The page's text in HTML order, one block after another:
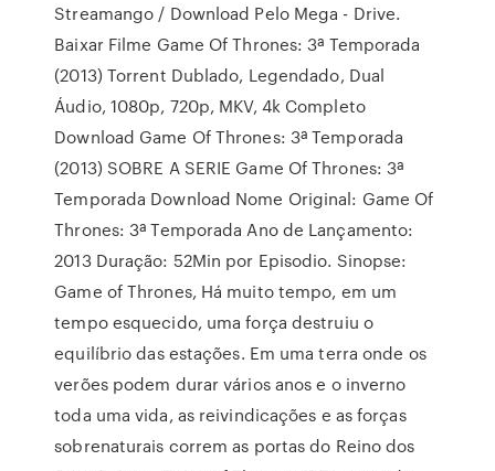
Streamango / Download Pelo Mega - Drive.
Baixar Filme Game Of Thrones: 3ª Temporada
(2013) Torrent Dublado, Legendado, Dual
Áudio, 1080p, 720p, MKV, 4k Completo
Download Game Of Thrones: 3ª Temporada
(2013) SOBRE A SERIE Game Of Thrones: 3ª
Temporada Download Nome Original: Game Of
Thrones: 3ª Temporada Ano de Lançamento:
2013 Duração: 52Min por Episodio. Sinopse:
Game of Thrones, Há muito tempo, em um
tempo esquecido, uma força destruiu o
equilíbrio das estações. Em uma terra onde os
verões podem durar vários anos e o inverno
toda uma vida, as reivindicações e as forças
sobrenaturais correm as portas do Reino dos